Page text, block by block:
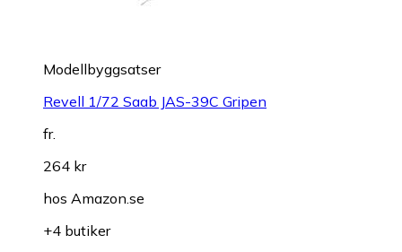
Modellbyggsatser
Revell 1/72 Saab JAS-39C Gripen
fr.
264 kr
hos Amazon.se
+4 butiker